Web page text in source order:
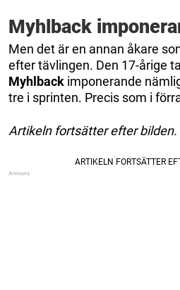
Myhlback
Men det är en annan åkare
efter tävlingen. Den 17-årige
Myhlback imponerande
tre i sprinten. Precis som i
Artikeln fortsätter efter bilden.